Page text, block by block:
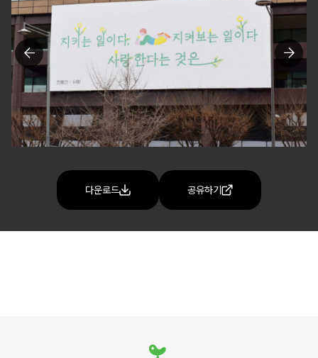
다운로드 공유하기